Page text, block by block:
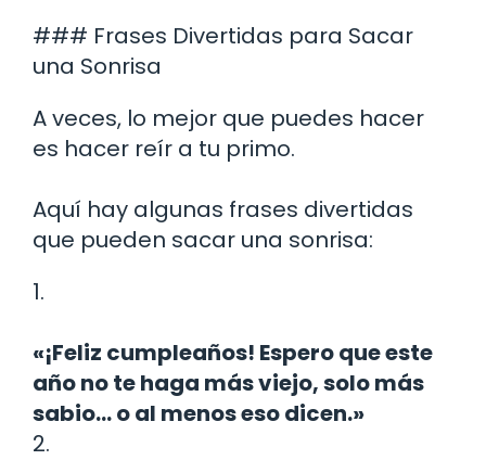
### Frases Divertidas para Sacar
una Sonrisa
A veces, lo mejor que puedes hacer
es hacer reír a tu primo.
Aquí hay algunas frases divertidas
que pueden sacar una sonrisa:
1.
«¡Feliz cumpleaños! Espero que este
año no te haga más viejo, solo más
sabio… o al menos eso dicen.»
2.